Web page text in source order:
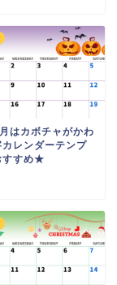
はカボチャがかわ
カレンダーテンプ
すすめ★